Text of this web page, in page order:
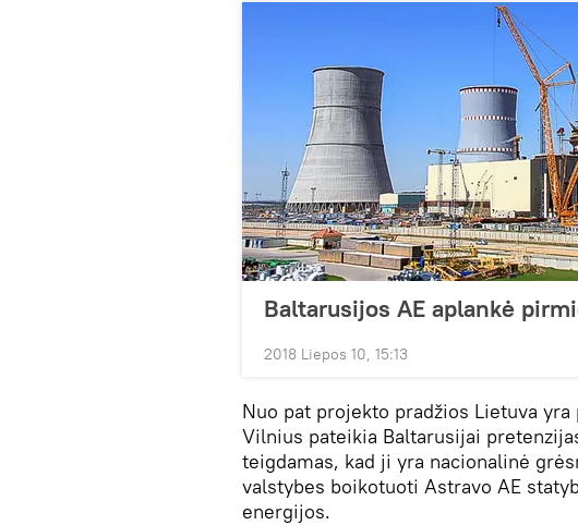
Baltarusijos AE aplankė
2018 Liepos 10, 15:13
Nuo pat projekto pradžios Lietuva
Vilnius pateikia Baltarusijai
teigdamas, kad ji yra nacionalinė
valstybes boikotuoti Astravo AE
energijos.